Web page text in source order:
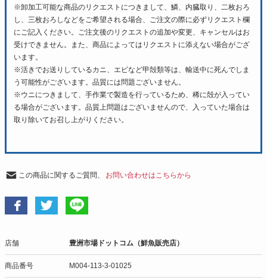
※卸加工可能な商品のリクエストにつきまして、鱗、内臓取り、二枚おろ
し、三枚おろしなどをご希望される場合、ご注文の際に必ずリクエスト欄
にご記入ください。ご注文後のリクエストの追加や変更、キャンセルはお
受けできません。また、商品によってはリクエストに添えない場合がござ
います。
※活きでお送りしているカニ、エビなど甲殻類等は、輸送中に死んでしま
う可能性がございます。品質には問題ございません。
※ウニにつきまして、手作業で製造を行っているため、稀に殻が入ってい
る場合がございます。品質上問題はございませんので、入っていた場合は
取り除いてお召し上がりください。
この商品に関するご質問、 お問い合わせはこちらから
店舗 豊洲市場ドットコム（鮮魚販売店）
商品番号 M004-113-3-01025